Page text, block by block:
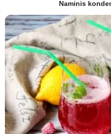
Naminis